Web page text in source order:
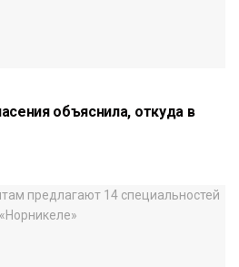
объяснила, откуда в